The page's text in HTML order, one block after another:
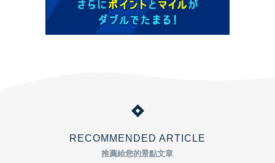
RECOMMENDED ARTICLE
推薦給您的景點文章